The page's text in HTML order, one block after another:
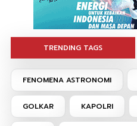
TRENDING TAGS
FENOMENA ASTRONOMI
GOLKAR KAPOLRI